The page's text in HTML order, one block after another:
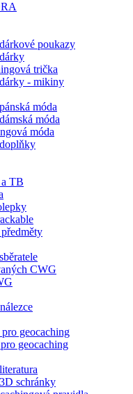
poukazy
trička
- mikiny
móda
móda
móda
TB
CWG
geocaching
geocaching
schránky